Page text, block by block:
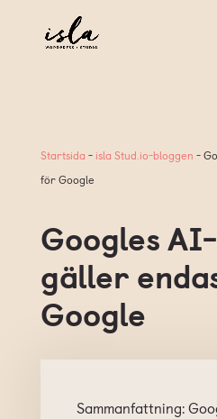
Startsida - isla Stud.io-bloggen -
för Google
Googles
gäller
Google
Sammanfattning: